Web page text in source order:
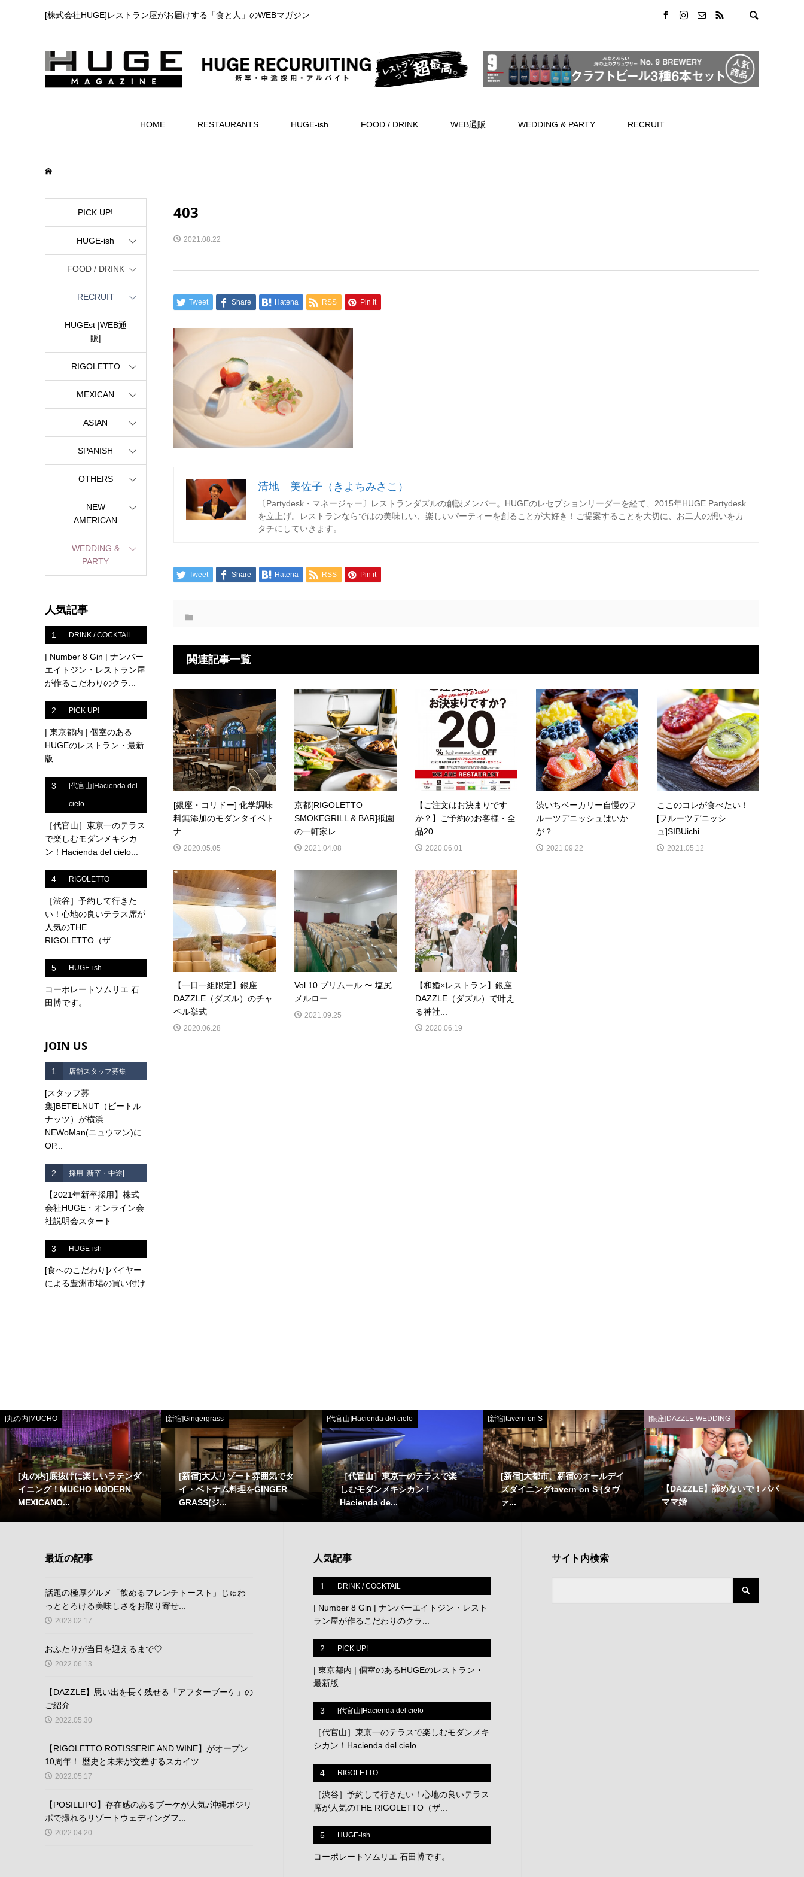
[株式会社HUGE]レストラン屋がお届けする「食と人」のWEBマガジン
HOME RESTAURANTS HUGE-ish FOOD / DRINK WEB通販 WEDDING & PARTY RECRUIT
403
2021.08.22
Tweet Share Hatena RSS Pin it
清地 美佐子（きよちみさこ）
〔Partydesk・マネージャー〕レストランダズルの創設メンバー。HUGEのレセプションリーダーを経て、2015年HUGE Partydesk
を立上げ。レストランならではの美味しい、楽しいパーティーを創ることが大好き！ご提案することを大切に、お二人の想いをカ
タチにしていきます。
Tweet Share Hatena RSS Pin it
関連記事一覧
[銀座・コリドー] 化学調味
料無添加のモダンタイベト
ナ...
2020.05.05
京都[RIGOLETTO
SMOKEGRILL & BAR]祇園
の一軒家レ...
2021.04.08
【ご注文はお決まりです
か？】ご予約のお客様・全
品20...
2020.06.01
渋いちベーカリー自慢のフ
ルーツデニッシュはいか
が？
2021.09.22
ここのコレが食べたい！
[フルーツデニッシ
ュ]SIBUichi ...
2021.05.12
【一日一組限定】銀座
DAZZLE（ダズル）のチャ
ペル挙式
2020.06.28
Vol.10 プリムール 〜 塩尻
メルロー
2021.09.25
【和婚×レストラン】銀座
DAZZLE（ダズル）で叶え
る神社...
2020.06.19
PICK UP!
HUGE-ish
FOOD / DRINK
RECRUIT
HUGEst |WEB通
販|
RIGOLETTO
MEXICAN
ASIAN
SPANISH
OTHERS
NEW
AMERICAN
WEDDING &
PARTY
人気記事
1 DRINK / COCKTAIL
| Number 8 Gin | ナンバー
エイトジン・レストラン屋
が作るこだわりのクラ...
2 PICK UP!
| 東京都内 | 個室のある
HUGEのレストラン・最新
版
3 [代官山]Hacienda del
cielo
［代官山］東京一のテラス
で楽しむモダンメキシカ
ン！Hacienda del cielo...
4 RIGOLETTO
［渋谷］予約して行きた
い！心地の良いテラス席が
人気のTHE
RIGOLETTO（ザ...
5 HUGE-ish
コーポレートソムリエ 石
田博です。
JOIN US
1 店舗スタッフ募集
[スタッフ募
集]BETELNUT（ビートル
ナッツ）が横浜
NEWoMan(ニュウマン)に
OP...
2 採用 |新卒・中途|
【2021年新卒採用】株式
会社HUGE・オンライン会
社説明会スタート
3 HUGE-ish
[食へのこだわり]バイヤー
による豊洲市場の買い付け
[丸の内]MUCHO
[丸の内]底抜けに楽しいラテンダ
イニング！MUCHO MODERN
MEXICANO...
[新宿]Gingergrass
[新宿]大人リゾート雰囲気でタ
イ・ベトナム料理をGINGER
GRASS(ジ...
[代官山]Hacienda del cielo
［代官山］東京一のテラスで楽
しむモダンメキシカン！
Hacienda de...
[新宿]tavern on S
[新宿]大都市、新宿のオールデイ
ズダイニングtavern on S (タヴ
ァ...
[銀座]DAZZLE WEDDING
【DAZZLE】諦めないで！パパ
ママ婚
最近の記事
話題の極厚グルメ「飲めるフレンチトースト」じゅわ
っととろける美味しさをお取り寄せ...
2023.02.17
おふたりが当日を迎えるまで♡
2022.06.13
【DAZZLE】思い出を長く残せる「アフターブーケ」の
ご紹介
2022.05.30
【RIGOLETTO ROTISSERIE AND WINE】がオープン
10周年！ 歴史と未来が交差するスカイツ...
2022.05.17
【POSILLIPO】存在感のあるブーケが人気♪沖縄ポジリ
ポで撮れるリゾートウェディングフ...
2022.04.20
人気記事
1 DRINK / COCKTAIL
| Number 8 Gin | ナンバーエイトジン・レスト
ラン屋が作るこだわりのクラ...
2 PICK UP!
| 東京都内 | 個室のあるHUGEのレストラン・
最新版
3 [代官山]Hacienda del cielo
［代官山］東京一のテラスで楽しむモダンメキ
シカン！Hacienda del cielo...
4 RIGOLETTO
［渋谷］予約して行きたい！心地の良いテラス
席が人気のTHE RIGOLETTO（ザ...
5 HUGE-ish
コーポレートソムリエ 石田博です。
サイト内検索